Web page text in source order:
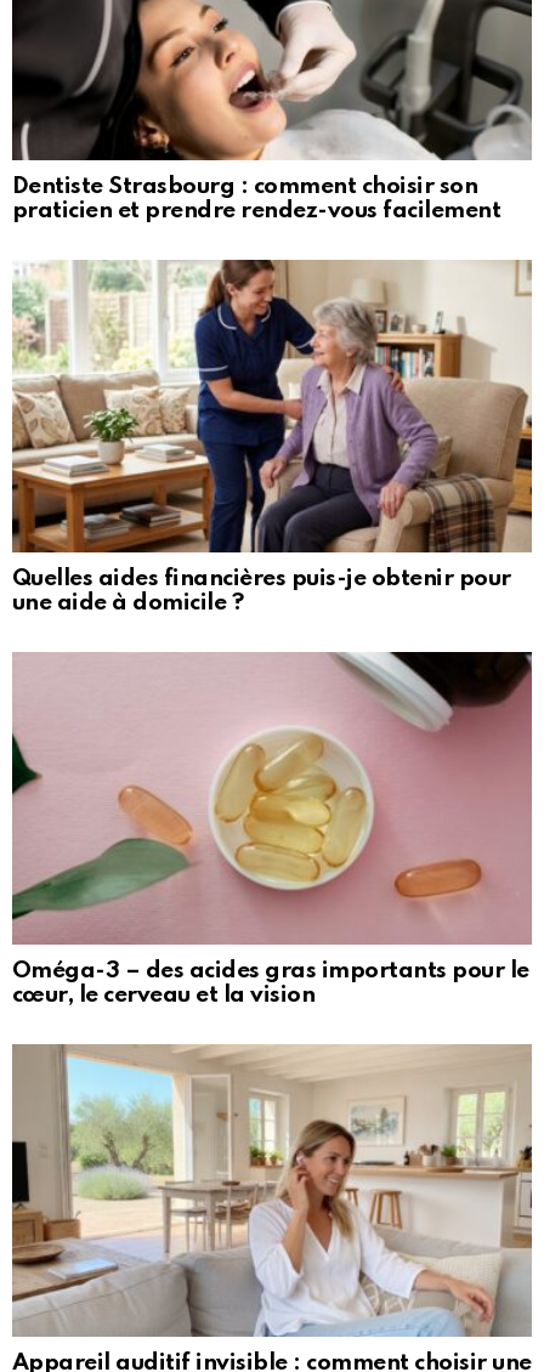
Dentiste Strasbourg : comment choisir son
praticien et prendre rendez-vous facilement
Quelles aides financières puis-je obtenir pour
une aide à domicile ?
Oméga-3 – des acides gras importants pour le
cœur, le cerveau et la vision
Appareil auditif invisible : comment choisir une